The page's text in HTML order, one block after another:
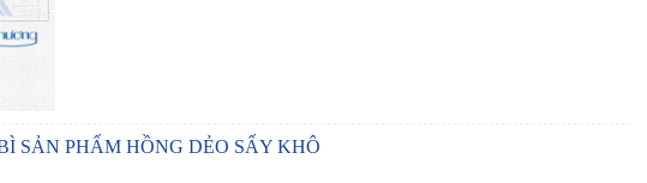
SẢN PHẨM HỒNG DẺO SẤY KHÔ